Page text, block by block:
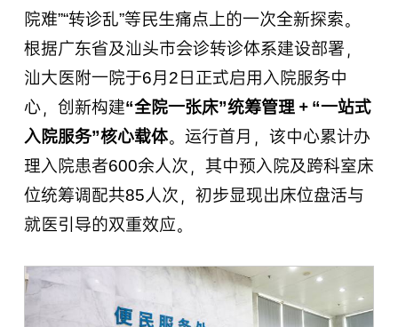
院难”“转诊乱”等民生痛点上的一次全新探索。
根据广东省及汕头市会诊转诊体系建设部署，
汕大医附一院于6月2日正式启用入院服务中
心，创新构建“全院一张床”统筹管理＋“一站式
入院服务”核心载体。运行首月，该中心累计办
理入院患者600余人次，其中预入院及跨科室床
位统筹调配共85人次，初步显现出床位盘活与
就医引导的双重效应。